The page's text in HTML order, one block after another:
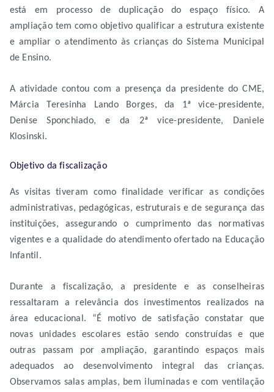
está em processo de duplicação do espaço físico. A
ampliação tem como objetivo qualificar a estrutura existente
e ampliar o atendimento às crianças do Sistema Municipal
de Ensino.
A atividade contou com a presença da presidente do CME,
Márcia Teresinha Lando Borges, da 1ª vice-presidente,
Denise Sponchiado, e da 2ª vice-presidente, Daniele
Klosinski.
Objetivo da fiscalização
As visitas tiveram como finalidade verificar as condições
administrativas, pedagógicas, estruturais e de segurança das
instituições, assegurando o cumprimento das normativas
vigentes e a qualidade do atendimento ofertado na Educação
Infantil.
Durante a fiscalização, a presidente e as conselheiras
ressaltaram a relevância dos investimentos realizados na
área educacional. “É motivo de satisfação constatar que
novas unidades escolares estão sendo construídas e que
outras passam por ampliação, garantindo espaços mais
adequados ao desenvolvimento integral das crianças.
Observamos salas amplas, bem iluminadas e com ventilação